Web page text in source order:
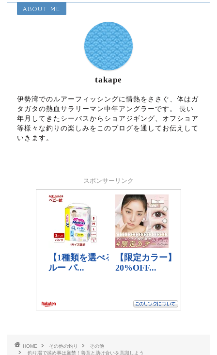
ABOUT ME
takape
伊勢湾でのルアーフィッシングに情熱をささぐ、体はガ
タガタの熱血サラリーマン中年アングラーです。 長い
年月してきたシーバスからショアジギング、オフショア
等様々な釣りの楽しみをこのブログを通してお伝えして
いきます。
スポンサーリンク
HOME その他の釣り
その他
釣り場で揉め事は厳禁！善意と助け合いを意識しよう